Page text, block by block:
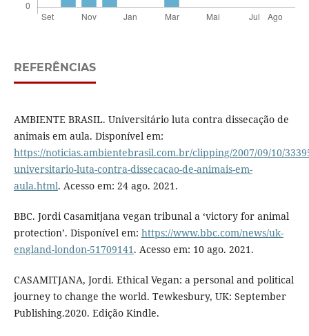
REFERÊNCIAS
AMBIENTE BRASIL. Universitário luta contra dissecação de
animais em aula. Disponível em:
https://noticias.ambientebrasil.com.br/clipping/2007/09/10/
universitario-luta-contra-dissecacao-de-animais-em-
aula.html. Acesso em: 24 ago. 2021.
BBC. Jordi Casamitjana vegan tribunal a ‘victory for animal
protection’. Disponível em: https://www.bbc.com/news/uk-
england-london-51709141. Acesso em: 10 ago. 2021.
CASAMITJANA, Jordi. Ethical Vegan: a personal and political
journey to change the world. Tewkesbury, UK: September
Publishing.2020. Edição Kindle.